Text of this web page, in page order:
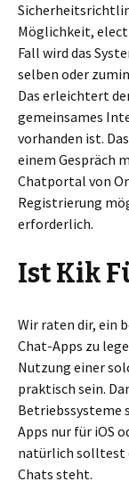
Möglichkeit,
Fall wird das
selben oder
Das erleichtert
gemeinsames
vorhanden ist.
einem Gespräch
Chatportal von
Registrierung
erforderlich.
Ist Kik
Wir raten dir, ein
Chat-Apps zu
Nutzung einer
praktisch sein.
Betriebssysteme
Apps nur für iOS
natürlich solltest
Chats steht.